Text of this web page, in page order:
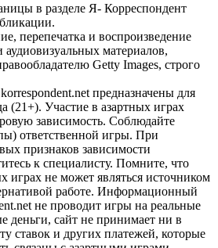
в разделе Я- Корреспондент
перепечатка и воспроизведение
материалов,
Getty Images, строго
предназначены для
(21+). Участие в азартных играх
зависимость. Соблюдайте
ответственной игры. При
признаков зависимости
к специалисту. Помните, что
играх не может являться источником
работе. Информационный
не проводит игры на реальные
деньги, сайт не принимает ни в
ставок и других платежей, которые